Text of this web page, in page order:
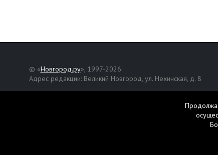
© «Новгород.ру», 1997-2026.
Адрес редакции: Великий Новгород, ул. Нехинская, д. 8
, публикуются на правах